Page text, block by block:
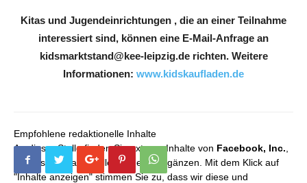
Kitas und Jugendeinrichtungen , die an einer Teilnahme
interessiert sind, können eine E-Mail-Anfrage an
kidsmarktstand@kee-leipzig.de richten. Weitere
Informationen: www.kidskaufladen.de
Empfohlene redaktionelle Inhalte
An dieser Stelle finden Sie externe Inhalte von Facebook, Inc.
die unser redaktionelles Angebot ergänzen. Mit dem Klick auf
"Inhalte anzeigen" stimmen Sie zu, dass wir diese und